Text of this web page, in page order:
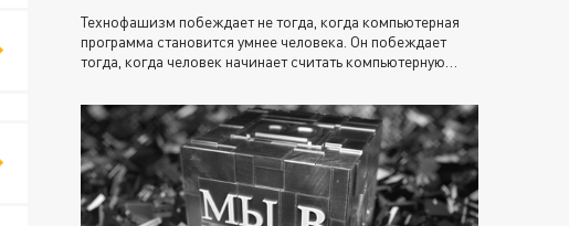
Технофашизм побеждает не тогда, когда компьютерная
программа становится умнее человека. Он побеждает
тогда, когда человек начинает считать компьютерную